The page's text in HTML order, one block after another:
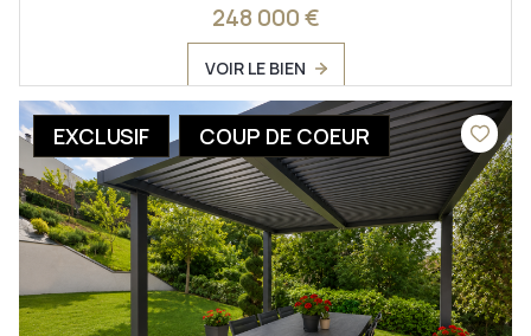
248 000 €
VOIR LE BIEN
EXCLUSIF COUP DE COEUR